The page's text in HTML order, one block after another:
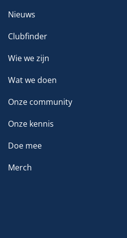
Nieuws
Clubfinder
Wie we zijn
Wat we doen
Onze community
Onze kennis
Doe mee
Merch